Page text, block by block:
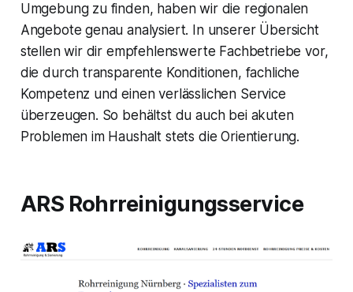
Umgebung zu finden, haben wir die regionalen
Angebote genau analysiert. In unserer Übersicht
stellen wir dir empfehlenswerte Fachbetriebe vor,
die durch transparente Konditionen, fachliche
Kompetenz und einen verlässlichen Service
überzeugen. So behältst du auch bei akuten
Problemen im Haushalt stets die Orientierung.
ARS Rohrreinigungsservice